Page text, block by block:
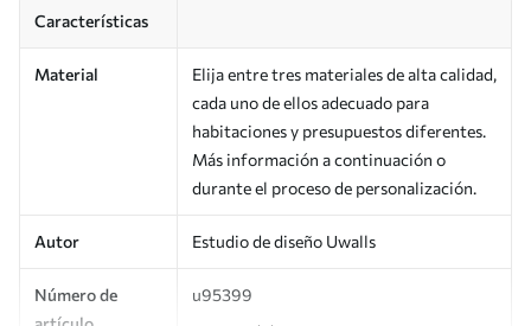
Características
Material
Elija entre tres materiales de alta calidad,
cada uno de ellos adecuado para
habitaciones y presupuestos diferentes.
Más información a continuación o
durante el proceso de personalización.
Autor Estudio de diseño Uwalls
Número de
u95399